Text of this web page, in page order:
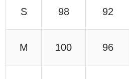
S 98 92
M 100 96